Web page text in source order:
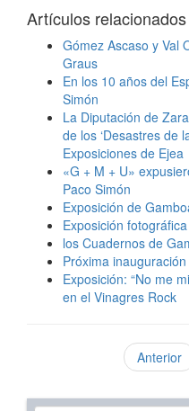
Artículos
Gómez Ascaso y Val
Graus
En los 10 años del
Simón
La Diputación de
de los ‘Desastres de
Exposiciones de Ejea
«G + M + U»
Paco Simón
Exposición de
Exposición
los Cuadernos de
Próxima
Exposición: “No me
en el Vinagres Rock
Anterior